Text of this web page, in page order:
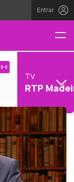
Entrar
TV
RTP